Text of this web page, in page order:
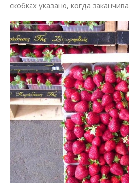
скобках указано, когда